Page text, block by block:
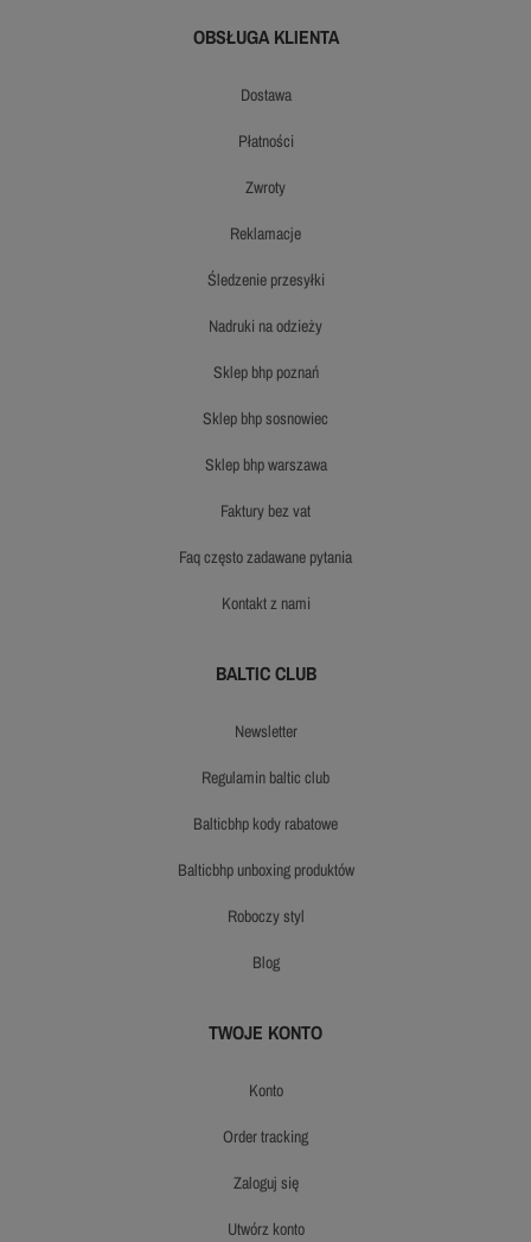
OBSŁUGA KLIENTA
dostawa
płatności
zwroty
reklamacje
śledzenie przesyłki
nadruki na odzieży
sklep bhp poznań
sklep bhp sosnowiec
sklep bhp warszawa
faktury bez vat
faq często zadawane pytania
kontakt z nami
BALTIC CLUB
newsletter
regulamin baltic club
balticbhp kody rabatowe
balticbhp unboxing produktów
roboczy styl
blog
TWOJE KONTO
konto
order tracking
zaloguj się
utwórz konto